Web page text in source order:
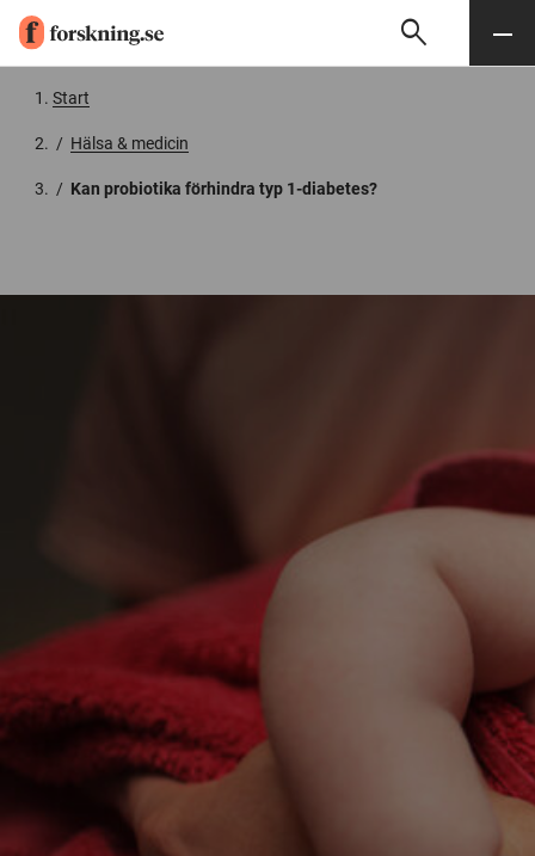
Söksearch Meny
Start
/ Hälsa & medicin
/ Kan probiotika förhindra typ 1-diabetes?